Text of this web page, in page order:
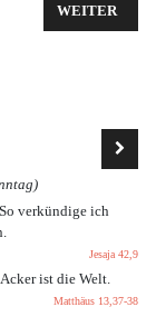
GEMEINDEBRIEF
NÄCHSTER
WEITER
verkündige ich
Jesaja 42,9
Acker ist die Welt.
Matthäus 13,37-38